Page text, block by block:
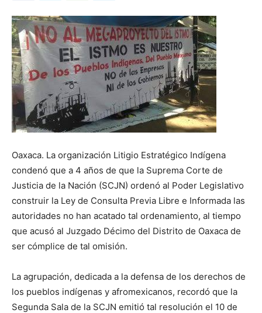
Oaxaca. La organización Litigio Estratégico Indígena
condenó que a 4 años de que la Suprema Corte de
Justicia de la Nación (SCJN) ordenó al Poder Legislativo
construir la Ley de Consulta Previa Libre e Informada las
autoridades no han acatado tal ordenamiento, al tiempo
que acusó al Juzgado Décimo del Distrito de Oaxaca de
ser cómplice de tal omisión.
La agrupación, dedicada a la defensa de los derechos de
los pueblos indígenas y afromexicanos, recordó que la
Segunda Sala de la SCJN emitió tal resolución el 10 de